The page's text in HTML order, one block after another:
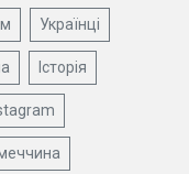
Українці
Історія